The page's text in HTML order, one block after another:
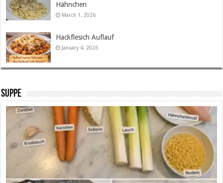
Hähnchen
March 1, 2026
Hackflesich Auflauf
January 4, 2026
SUPPE